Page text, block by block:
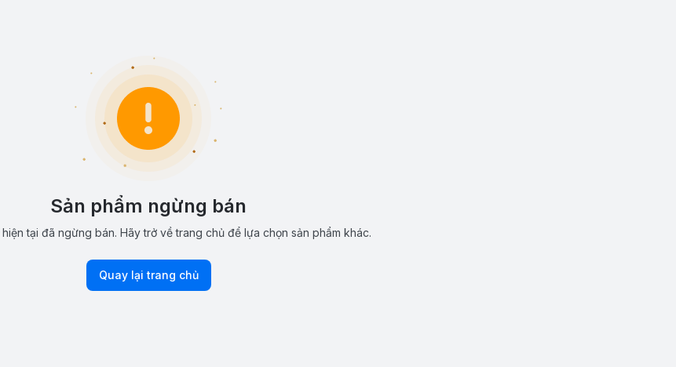
Sản phẩm ngừng bán
tại đã ngừng bán. Hãy trở về trang chủ để lựa chọn sản phẩm khác.
Quay lại trang chủ